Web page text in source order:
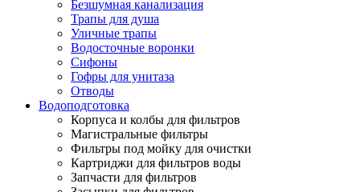
Безшумная канализация
Трапы для душа
Уличные трапы
Водосточные воронки
Сифоны
Гофры для унитаза
Отводы
Водоподготовка
Корпуса и колбы для фильтров
Магистральные фильтры
Фильтры под мойку для очистки
Картриджи для фильтров воды
Запчасти для фильтров